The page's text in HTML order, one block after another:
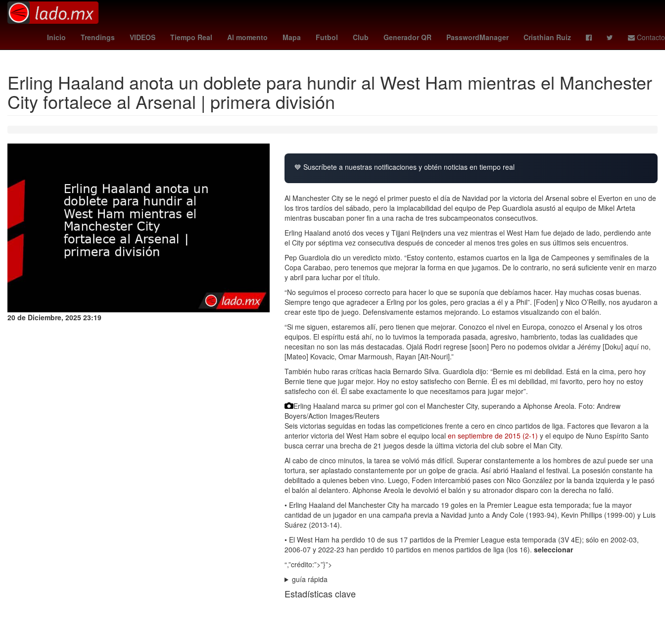
Inicio Trendings VIDEOS Tiempo Real Al momento Mapa Futbol Club Generador QR PasswordManager Cristhian Ruiz Contacto
España Brasil Empresa como vs genoa cyclospora Inteligencia Artificial Fernando Gago Argentina Senador hoy no circula cdmx hoy
Erling Haaland anota un doblete para hundir al West Ham mientras el Manchester
City fortalece al Arsenal | primera división
20 de Diciembre, 2025 23:19
💙 Suscríbete a nuestras notificaciones y obtén noticias en tiempo real
Al Manchester City se le negó el primer puesto el día de Navidad por la victoria del Arsenal sobre el Everton en uno de
los tiros tardíos del sábado, pero la implacabilidad del equipo de Pep Guardiola asustó al equipo de Mikel Arteta
mientras buscaban poner fin a una racha de tres subcampeonatos consecutivos.
Erling Haaland anotó dos veces y Tijjani Reijnders una vez mientras el West Ham fue dejado de lado, perdiendo ante
el City por séptima vez consecutiva después de conceder al menos tres goles en sus últimos seis encuentros.
Pep Guardiola dio un veredicto mixto. “Estoy contento, estamos cuartos en la liga de Campeones y semifinales de la
Copa Carabao, pero tenemos que mejorar la forma en que jugamos. De lo contrario, no será suficiente venir en marzo
y abril para luchar por el título.
“No seguimos el proceso correcto para hacer lo que se suponía que debíamos hacer. Hay muchas cosas buenas.
Siempre tengo que agradecer a Erling por los goles, pero gracias a él y a Phil”. [Foden] y Nico O’Reilly, nos ayudaron a
crear este tipo de juego. Defensivamente estamos mejorando. Lo estamos visualizando con el balón.
“Si me siguen, estaremos allí, pero tienen que mejorar. Conozco el nivel en Europa, conozco el Arsenal y los otros
equipos. El espíritu está ahí, no lo tuvimos la temporada pasada, agresivo, hambriento, todas las cualidades que
necesitan no son las más destacadas. Ojalá Rodri regrese [soon] Pero no podemos olvidar a Jérémy [Doku] aquí no,
[Mateo] Kovacic, Omar Marmoush, Rayan [Aït-Nouri].”
También hubo raras críticas hacia Bernardo Silva. Guardiola dijo: “Bernie es mi debilidad. Está en la cima, pero hoy
Bernie tiene que jugar mejor. Hoy no estoy satisfecho con Bernie. Él es mi debilidad, mi favorito, pero hoy no estoy
satisfecho con él. Él sabe exactamente lo que necesitamos para jugar mejor”.
Erling Haaland marca su primer gol con el Manchester City, superando a Alphonse Areola. Foto: Andrew
Boyers/Action Images/Reuters
Seis victorias seguidas en todas las competiciones frente a cero en cinco partidos de liga. Factores que llevaron a la
anterior victoria del West Ham sobre el equipo local en septiembre de 2015 (2-1) y el equipo de Nuno Espírito Santo
busca cerrar una brecha de 21 juegos desde la última victoria del club sobre el Man City.
Al cabo de cinco minutos, la tarea se volvió más difícil. Superar constantemente a los hombres de azul puede ser una
tortura, ser aplastado constantemente por un golpe de gracia. Así abrió Haaland el festival. La posesión constante ha
debilitado a quienes beben vino. Luego, Foden intercambió pases con Nico González por la banda izquierda y le pasó
el balón al delantero. Alphonse Areola le devolvió el balón y su atronador disparo con la derecha no falló.
• Erling Haaland del Manchester City ha marcado 19 goles en la Premier League esta temporada; fue la mayor
cantidad de un jugador en una campaña previa a Navidad junto a Andy Cole (1993-94), Kevin Phillips (1999-00) y Luis
Suárez (2013-14).
• El West Ham ha perdido 10 de sus 17 partidos de la Premier League esta temporada (3V 4E); sólo en 2002-03,
2006-07 y 2022-23 han perdido 10 partidos en menos partidos de liga (los 16). seleccionar
“,”crédito:”>”}”>
guía rápida
Estadísticas clave